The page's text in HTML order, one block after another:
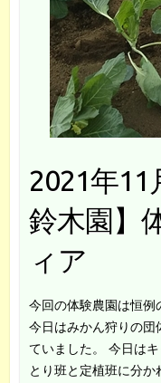
2021年11
鈴木園】
ィア
今回の体験農園は恒例
今日はみかん狩りの団
ていました。 今日は
とり班と定植班に分